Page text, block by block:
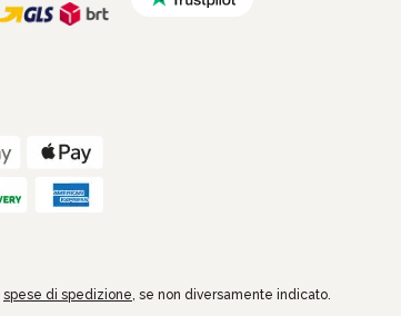
spese di spedizione, se non diversamente indicato.